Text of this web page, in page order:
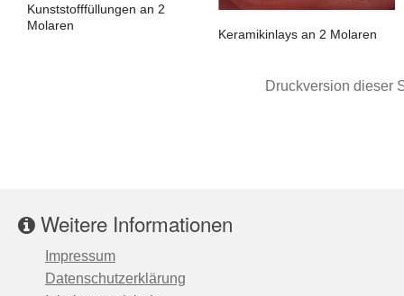
Kunststofffüllungen an 2
Molaren
Keramikinlays an 2 Molaren
Druckversion dieser
Weitere Informationen
Impressum
Datenschutzerklärung